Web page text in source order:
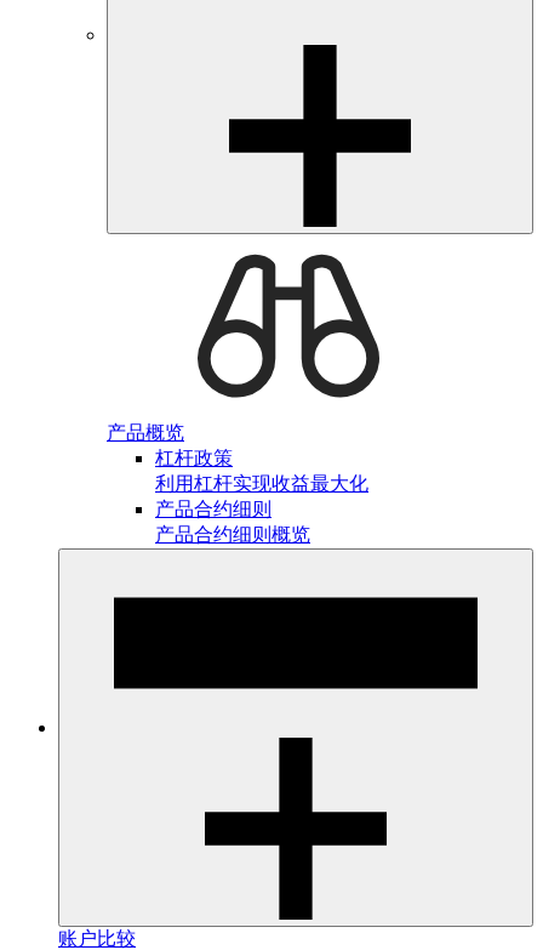
产品概览
杠杆政策
利用杠杆实现收益最大化
产品合约细则
产品合约细则概览
账户比较